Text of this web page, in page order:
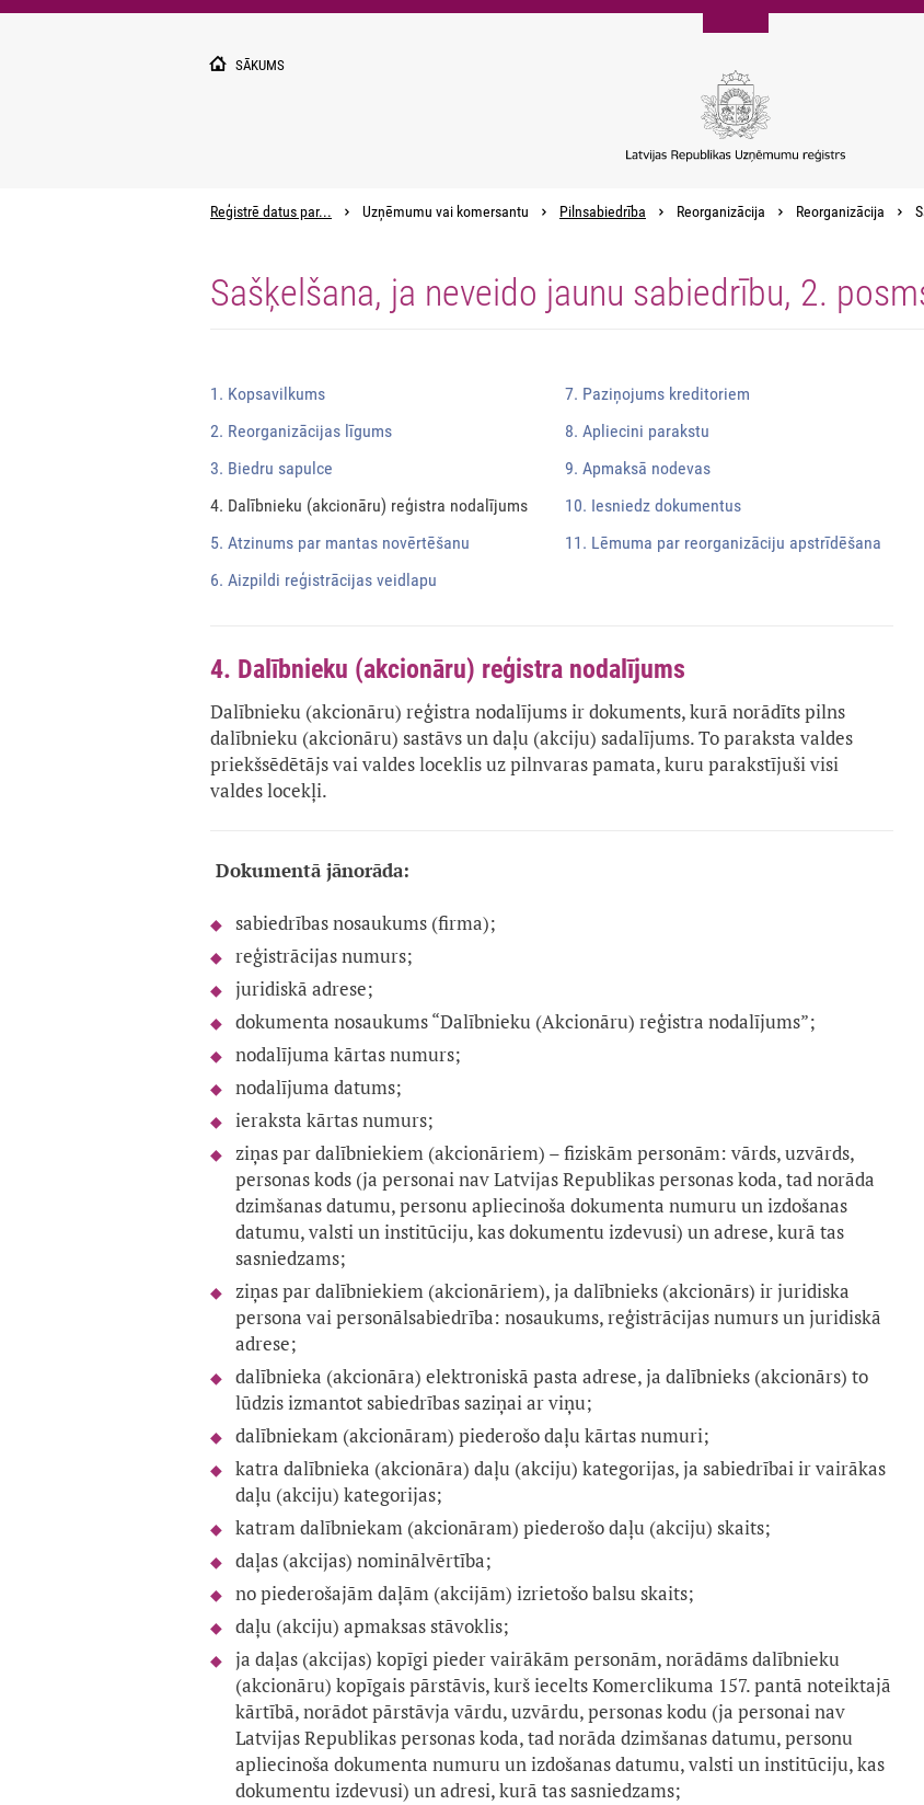
Pārlekt
SĀKUMS
Reģistrē datus par... Uzņēmumu vai komersantu Pilnsabiedrība Reorganizācija Reorganizācija
Sašķelšana, ja neveido jaunu sabiedrību, 2.
1. Kopsavilkums
2. Reorganizācijas līgums
3. Biedru sapulce
4. Dalībnieku (akcionāru) reģistra nodalījums
5. Atzinums par mantas novērtēšanu
6. Aizpildi reģistrācijas veidlapu
7. Paziņojums kreditoriem
8. Apliecini parakstu
9. Apmaksā nodevas
10. Iesniedz dokumentus
11. Lēmuma par reorganizāciju apstrīdēšana
4. Dalībnieku (akcionāru) reģistra nodalījums
Dalībnieku (akcionāru) reģistra nodalījums ir dokuments, kurā norādīts pilns
dalībnieku (akcionāru) sastāvs un daļu (akciju) sadalījums. To paraksta valdes
priekšsēdētājs vai valdes loceklis uz pilnvaras pamata, kuru parakstījuši visi
valdes locekļi.
Dokumentā jānorāda:
sabiedrības nosaukums (firma);
reģistrācijas numurs;
juridiskā adrese;
dokumenta nosaukums “Dalībnieku (Akcionāru) reģistra nodalījums”;
nodalījuma kārtas numurs;
nodalījuma datums;
ieraksta kārtas numurs;
ziņas par dalībniekiem (akcionāriem) – fiziskām personām: vārds, uzvārds,
personas kods (ja personai nav Latvijas Republikas personas koda, tad norāda
dzimšanas datumu, personu apliecinoša dokumenta numuru un izdošanas
datumu, valsti un institūciju, kas dokumentu izdevusi) un adrese, kurā tas
sasniedzams;
ziņas par dalībniekiem (akcionāriem), ja dalībnieks (akcionārs) ir juridiska
persona vai personālsabiedrība: nosaukums, reģistrācijas numurs un juridiskā
adrese;
dalībnieka (akcionāra) elektroniskā pasta adrese, ja dalībnieks (akcionārs) to
lūdzis izmantot sabiedrības saziņai ar viņu;
dalībniekam (akcionāram) piederošo daļu kārtas numuri;
katra dalībnieka (akcionāra) daļu (akciju) kategorijas, ja sabiedrībai ir vairākas
daļu (akciju) kategorijas;
katram dalībniekam (akcionāram) piederošo daļu (akciju) skaits;
daļas (akcijas) nominālvērtība;
no piederošajām daļām (akcijām) izrietošo balsu skaits;
daļu (akciju) apmaksas stāvoklis;
ja daļas (akcijas) kopīgi pieder vairākām personām, norādāms dalībnieku
(akcionāru) kopīgais pārstāvis, kurš iecelts Komerclikuma 157. pantā noteiktajā
kārtībā, norādot pārstāvja vārdu, uzvārdu, personas kodu (ja personai nav
Latvijas Republikas personas koda, tad norāda dzimšanas datumu, personu
apliecinoša dokumenta numuru un izdošanas datumu, valsti un institūciju, kas
dokumentu izdevusi) un adresi, kurā tas sasniedzams;